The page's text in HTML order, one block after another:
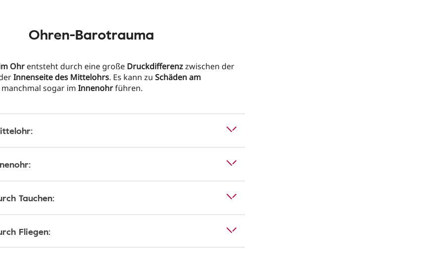
Ohren-Barotrauma
Ohr entsteht durch eine große Druckdifferenzzwischen der
Innenseite des Mittelohrs. Es kann zu Schäden am
sogar im Innenohrführen.
Tauchen:
Fliegen: